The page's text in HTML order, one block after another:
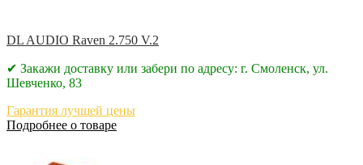
DL AUDIO Raven 2.750 V.2
✔ Закажи доставку или забери по адресу: г. Смоленск, ул.
Шевченко, 83
Гарантия лучшей цены
Подробнее о товаре